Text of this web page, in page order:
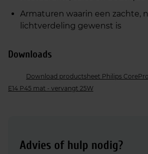
Armaturen waarin een zachte,
lichtverdeling gewenst is
Downloads
Download productsheet Philips
E14 P45 mat - vervangt 25W
Advies of hulp nodig?